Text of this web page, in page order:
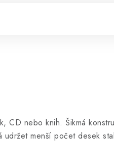
CD nebo knih. Šikmá
menší počet desek